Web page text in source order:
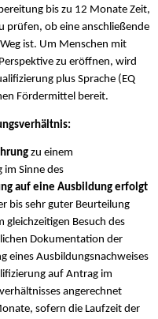
bis zu 12 Monate Zeit,
prüfen, ob eine anschließende
ist. Um Menschen mit
zu eröffnen, wird
plus Sprache (EQ
Fördermittel bereit.
zu einem
Sinne des
auf eine Ausbildung erfolgt
bis sehr guter Beurteilung
Besuch des
Dokumentation der
eines Ausbildungsnachweises
auf Antrag im
angerechnet
sofern die Laufzeit der